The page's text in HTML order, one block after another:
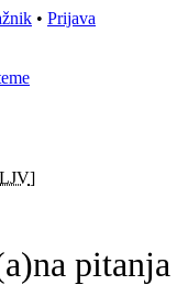
• Prijava
LJV]
pitanja